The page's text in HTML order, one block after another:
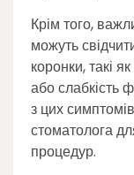
Крім того,
можуть
коронки, такі
або слабкість
з цих
стоматолога
процедур.